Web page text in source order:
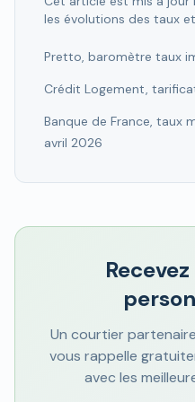
les évolutions des taux
Pretto, baromètre taux
Crédit Logement,
Banque de France, taux
avril 2026
Un courtier
vous rappelle
avec les